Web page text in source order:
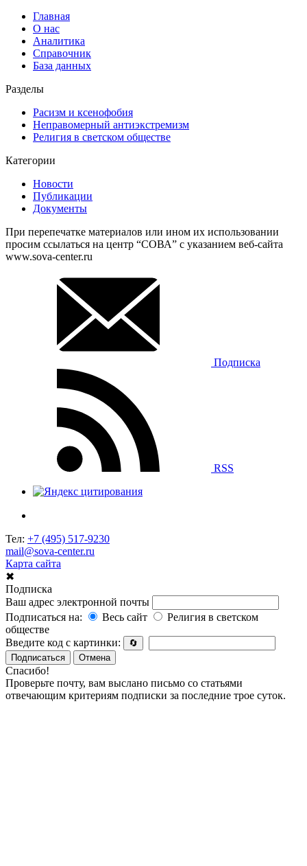
Главная
О нас
Аналитика
Справочник
База данных
Разделы
Расизм и ксенофобия
Неправомерный антиэкстремизм
Религия в светском обществе
Категории
Новости
Публикации
Документы
При перепечатке материалов или ином их использовании
просим ссылаться на центр “СОВА” с указанием веб-сайта
www.sova-center.ru
Подписка
RSS
Тел: +7 (495) 517-9230
mail@sova-center.ru
Карта сайта
✖
Подписка
Ваш адрес электронной почты
Подписаться на:
Весь сайт
Религия в светском
обществе
Введите код с картинки:
🔄
Подписаться
Отмена
Спасибо!
Проверьте почту, вам выслано письмо со статьями
отвечающим критериям подписки за последние трое суток.